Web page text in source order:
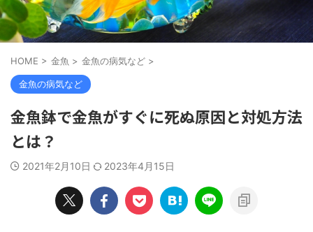
HOME > 金魚 > 金魚の病気など >
金魚の病気など
金魚鉢で金魚がすぐに死ぬ原因と対処方法
とは？
2021年2月10日 2023年4月15日